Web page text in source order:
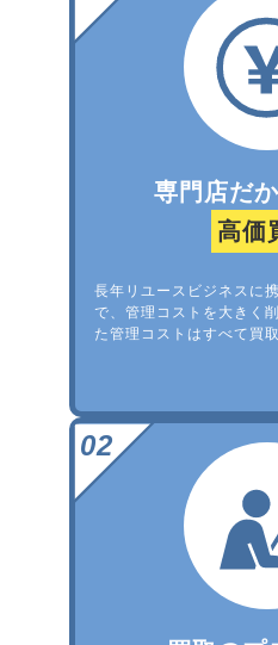
専門店だ
高価
長年リユースビジネスに
で、管理コストを大きく
た管理コストはすべて買